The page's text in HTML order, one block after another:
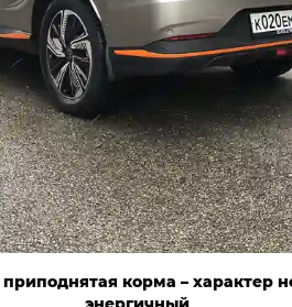
корма – характер
энергичный